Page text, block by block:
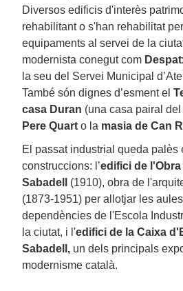
Diversos edificis d'interès
rehabilitant o s'han rehabilitat
equipaments al servei de la
modernista conegut com
la seu del Servei Municipal
També són dignes d’esment el
casa Duran (una casa pairal del
Pere Quart o la masia de Can
El passat industrial queda palès
construccions: l’edifici de
Sabadell
(1910), obra de
(1873-1951) per allotjar les
dependències de l'Escola
la ciutat, i l'edifici de la Caixa
Sabadell, un dels principals
modernisme català.